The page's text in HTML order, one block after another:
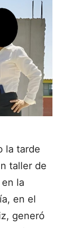
la tarde
taller de
la
en el
generó